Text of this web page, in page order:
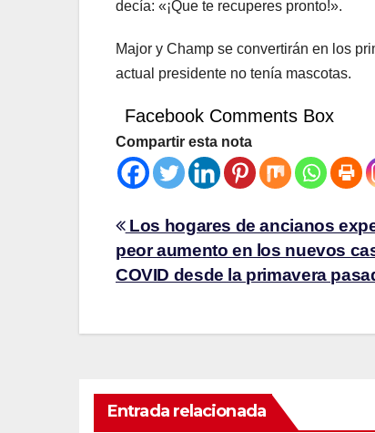
decía: «¡Que te recuperes pronto!».
Major y Champ se convertirán en los
actual presidente no tenía mascotas.
Facebook Comments Box
Compartir esta nota
Los hogares de ancianos
peor aumento en los nuevos
COVID desde la primavera
Entrada relacionada